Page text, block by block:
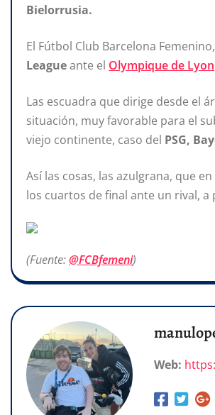
Bielorrusia.
El Fútbol Club Barcelona
Leagueante el Olympique de Lyon
Las escuadra que dirige desde el
situación, muy favorable para el
viejo continente, caso del PSG,
Así las cosas, las azulgrana, que
los cuartos de final ante un rival,
(Fuente:@FCBfemeni)
Web: